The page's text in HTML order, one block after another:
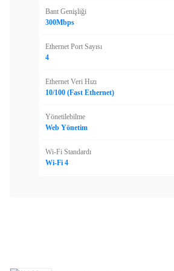
Bant Genişliği
300Mbps
Ethernet Port Sayısı
4
Ethernet Veri Hızı
10/100 (Fast Ethernet)
Yönetilebilme
Web Yönetim
Wi-Fi Standardı
Wi-Fi 4
Ürün resmi kalitesiz, bozuk veya